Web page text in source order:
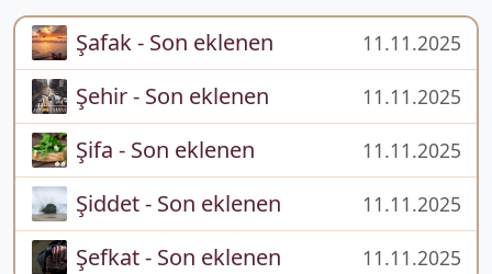
Şafak - Son eklenen 11.11.2025
Şehir - Son eklenen 11.11.2025
Şifa - Son eklenen 11.11.2025
Şiddet - Son eklenen 11.11.2025
Şefkat - Son eklenen 11.11.2025